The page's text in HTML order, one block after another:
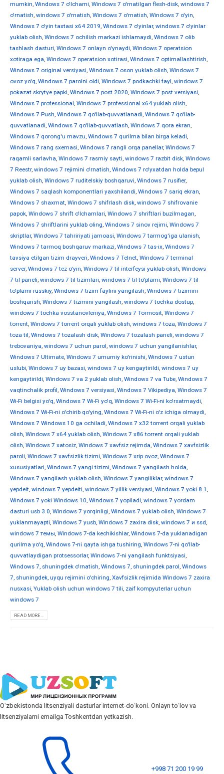
mumkin, Windows 7 o'lchami, Windows 7 o'rnatilgan flesh-disk, windows 7
o'rnatish, windows 7 o'rnatish, Windows 7 o'rnatish, Windows 7 o'yin,
Windows 7 o'yin taxtasi x64 2019, Windows 7 o'yinlar, windows 7 o'yinlar
yuklab olish, Windows 7 ochilish markazi ishlamaydi, Windows 7 olib
tashlash dasturi, Windows 7 onlayn o'ynaydi, Windows 7 operatsion
xotiraga ega, Windows 7 operatsion xotirasi, Windows 7 optimallashtirish,
Windows 7 original versiyasi, Windows 7 oson yuklab olish, Windows 7
ovoz yo'q, Windows 7 parolni oldi, Windows 7 podkachki fayl, windows 7
pokazat skrytye papki, Windows 7 post 2020, Windows 7 post versiyasi,
Windows 7 professional, Windows 7 professional x64 yuklab olish,
Windows 7 Push, Windows 7 qo'llab-quvvatlanadi, Windows 7 qo'llab-
quvvatlanadi, Windows 7 qo'llab-quvvatlash, Windows 7 qora ekran,
Windows 7 qorong'u mavzu, Windows 7 qurilma bilan birga keladi,
Windows 7 rang sxemasi, Windows 7 rangli orqa panellar, Windows 7
raqamli sarlavha, Windows 7 rasmiy sayti, windows 7 razbit disk, Windows
7 Reestr, windows 7 rejimini o'rnatish, Windows 7 ro'yxatdan holda bepul
yuklab olish, Windows 7 ruditelskiy boshqaruvi, Windows 7 rusifier,
Windows 7 saqlash komponentlari yaxshilandi, Windows 7 sariq ekran,
Windows 7 shaxmat, Windows 7 shifrlash disk, windows 7 shifrovanie
papok, Windows 7 shrift o'lchamlari, Windows 7 shriftlari buzilmagan,
Windows 7 shriftlarini yuklab oling, Windows 7 sinov rejimi, Windows 7
skriptlar, Windows 7 tahririyati jamoasi, Windows 7 tarmog'iga ulanish,
Windows 7 tarmoq boshqaruv markazi, Windows 7 tas-ix, Windows 7
tavsiya etilgan tizim drayveri, Windows 7 Telnet, Windows 7 terminal
server, Windows 7 tez o'yin, Windows 7 til interfeysi yuklab olish, Windows
7 til paneli, windows 7 til tizimlari, windows 7 til to'plami, Windows 7 til
to'plami russkiy, Windows 7 tizim faylini yangilash, Windows 7 tizimini
boshqarish, Windows 7 tizimini yangilash, windows 7 tochka dostup,
windows 7 tochka vosstanovleniya, Windows 7 Tormosit, Windows 7
torrent, Windows 7 torrent orqali yuklab olish, windows 7 toza, Windows 7
toza til, Windows 7 tozalash disk, Windows 7 tozalash paneli, windows 7
trebovaniya, windows 7 uchun parol, windows 7 uchun yangilanishlar,
Windows 7 Ultimate, Windows 7 umumiy ko'rinishi, Windows 7 ustun
uslubi, Windows 7 uy bazasi, windows 7 uy kengaytirildi, windows 7 uy
kengaytirildi, Windows 7 va 2 yuklab olish, Windows 7 va Tube, Windows 7
vaqtinchalik profil, Windows 7 versiyasi, Windows 7 Vikipediya, Windows 7
Wi-Fi belgisi yo'q, Windows 7 Wi-Fi yo'q, Windows 7 Wi-Fi-ni ko'rsatmaydi,
Windows 7 Wi-Fi-ni o'chirib qo'ying, Windows 7 Wi-Fi-ni o'z ichiga olmaydi,
Windows 7 Windows 10 ga ochiladi, Windows 7 x32 torrent orqali yuklab
olish, Windows 7 x64 yuklab olish, Windows 7 x86 torrent orqali yuklab
olish, Windows 7 xatosiz, Windows 7 xavfsiz rejimda, Windows 7 xavfsizlik
paroli, Windows 7 xavfsizlik tizimi, Windows 7 xrip ovoz, Windows 7
xususiyatlari, Windows 7 yangi tizimi, Windows 7 yangilash holda,
Windows 7 yangilash yuklab olish, Windows 7 yangiliklar, windows 7
yepdeit, windows 7 yepdeiti, windows 7 yillik versiyasi, Windows 7 yoki 8.1 ,
Windows 7 yoki Windows 10, Windows 7 yopiladi, windows 7 yordam
dasturi usb 3.0, Windows 7 yorqinligi, Windows 7 yuklab olish, Windows 7
yuklanmayapti, Windows 7 yusb, Windows 7 zaxira disk, windows 7 и ssd,
windows 7 темы, Windows 7-da kechikishlar, Windows 7-da yuklanadigan
qurilma yo'q, Windows 7-ni qayta ishga tushiring, Windows 7-ni qo'llab-
quvvatlaydigan protsessorlar, Windows 7-ni yangilash funktsiyasi,
Windows 7, shuningdek o'rnatish, Windows 7, shuningdek parol, Windows
7, shuningdek, uyqu rejimini o'chiring, Xavfsizlik rejimida Windows 7 zaxira
nusxasi, Yuklab olish uchun windows 7 tili, zaif kompyuterlar uchun
windows 7
READ MORE...
Oʻzbekistonda litsenziyali dasturlar internet-doʻkoni. Onlayn toʻlov va
litsenziyalarni emailga Toshkentdan yetkazish.
+998 71 200 19 99